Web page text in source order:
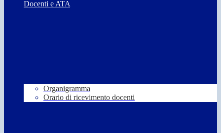
Docenti e ATA
Organigramma
Orario di ricevimento docenti